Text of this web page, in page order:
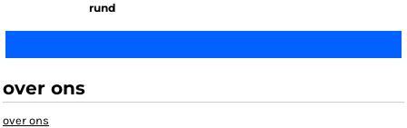
rund
over ons
over ons